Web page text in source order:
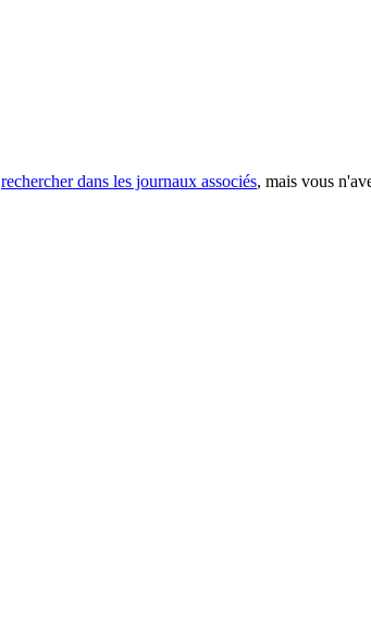
rechercher dans les journaux associés, mais vous